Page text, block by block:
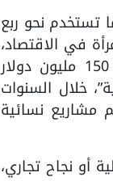
البنك، فيما تستخدم نحو ربع
في الاقتصاد،
معرباً عن فخره بأن محفظة التمويل المخصصة للنساء في بنك فلسطين تبلغ نحو 150 مليون دولار
خلال السنوات
مشاريع نسائية
أو نجاح تجاري،